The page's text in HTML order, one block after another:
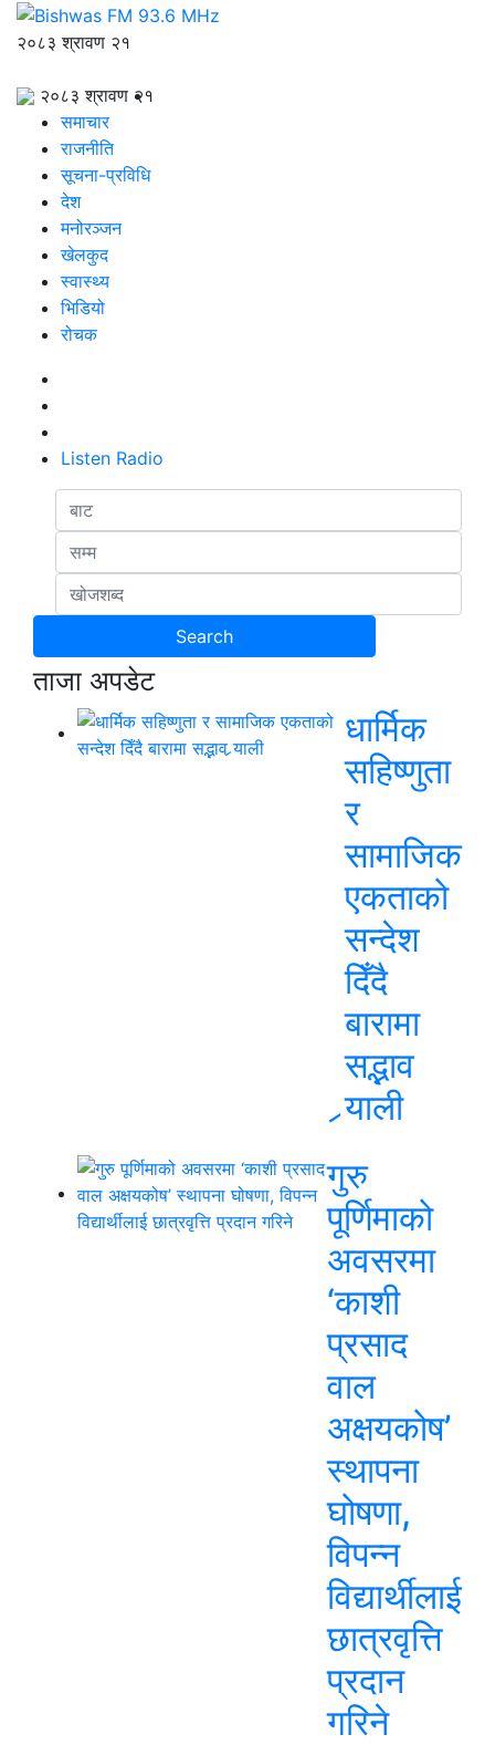
२०८३ श्रावण २१
२०८३ श्रावण २१
समाचार
राजनीति
सूचना-प्रविधि
देश
मनोरञ्जन
खेलकुद
स्वास्थ्य
भिडियो
रोचक
Listen Radio
ताजा अपडेट
धार्मिक
सहिष्णुता
र
सामाजिक
एकताको
सन्देश
दिँदै
बारामा
सद्भाव
र्‍याली
गुरु
पूर्णिमाको
अवसरमा
‘काशी
प्रसाद
वाल
अक्षयकोष’
स्थापना
घोषणा,
विपन्न
विद्यार्थीलाई
छात्रवृत्ति
प्रदान
गरिने